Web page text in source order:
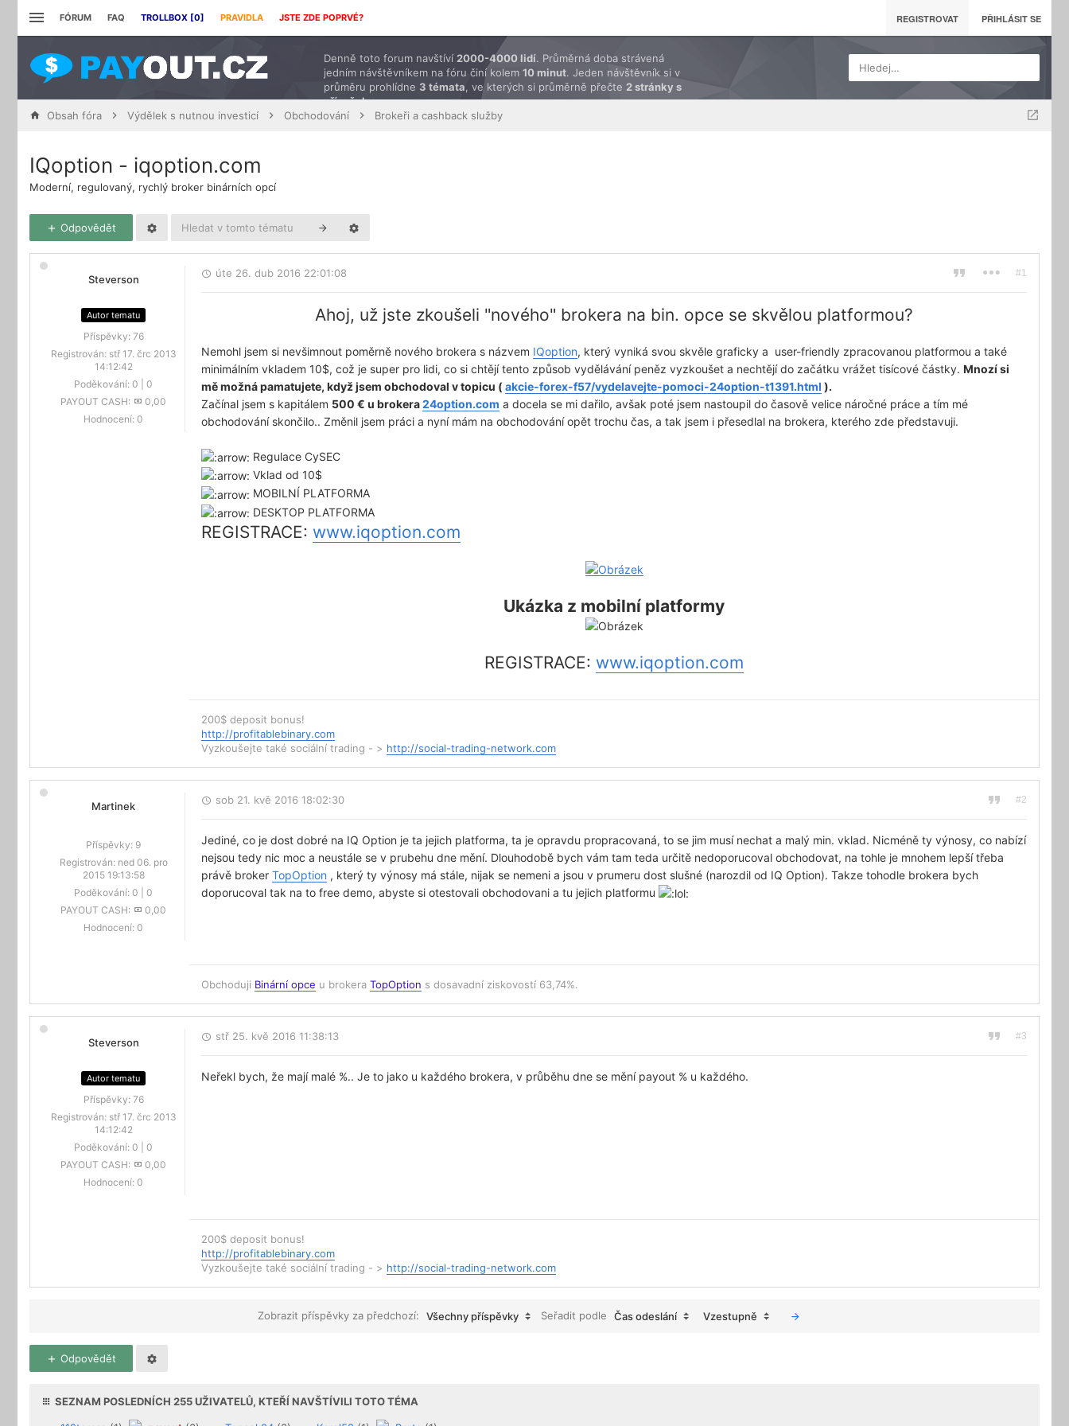
FÓRUM FAQ TROLLBOX [0] PRAVIDLA JSTE ZDE POPRVÉ? REGISTROVAT PŘIHLÁSIT SE
Denně toto forum navštíví 2000-4000 lidí. Průměrná doba strávená
jedním návštěvníkem na fóru činí kolem 10 minut. Jeden návštěvník si v
průměru prohlídne 3 témata , ve kterých si průměrně přečte 2 stránky s
příspěvky.
Hledej…
Obsah fóra Výdělek s nutnou investicí Obchodování Brokeři a cashback služby
IQoption - iqoption.com
Moderní, regulovaný, rychlý broker binárních opcí
Odpovědět
Steverson
Autor tematu
Příspěvky: 76
Registrován: stř 17. črc 2013
14:12:42
Poděkování: 0
0
PAYOUT CASH:
0,00
Hodnocení: 0
#1
úte 26. dub 2016 22:01:08
Ahoj, už jste zkoušeli "nového" brokera na bin. opce se skvělou platformou?
Nemohl jsem si nevšimnout poměrně nového brokera s názvem IQoption, který vyniká svou skvěle graficky a user-friendly zpracovanou platformou a také
minimálním vkladem 10$, což je super pro lidi, co si chtějí tento způsob vydělávání peněz vyzkoušet a nechtějí do začátku vrážet tisícové částky. Mnozí si
mě možná pamatujete, když jsem obchodoval v topicu ( akcie-forex-f57/vydelavejte-pomoci-24option-t1391.html ).
Začínal jsem s kapitálem 500 € u brokera24option.com a docela se mi dařilo, avšak poté jsem nastoupil do časově velice náročné práce a tím mé
obchodování skončilo.. Změnil jsem práci a nyní mám na obchodování opět trochu čas, a tak jsem i přesedlal na brokera, kterého zde představuji.
Regulace CySEC
Vklad od 10$
MOBILNÍ PLATFORMA
DESKTOP PLATFORMA
REGISTRACE: www.iqoption.com
Ukázka z mobilní platformy
REGISTRACE: www.iqoption.com
200$ deposit bonus!
http://profitablebinary.com
Vyzkoušejte také sociální trading - > http://social-trading-network.com
Martinek
Příspěvky: 9
Registrován: ned 06. pro
2015 19:13:58
Poděkování: 0
0
PAYOUT CASH:
0,00
Hodnocení: 0
#2
sob 21. kvě 2016 18:02:30
Jediné, co je dost dobré na IQ Option je ta jejich platforma, ta je opravdu propracovaná, to se jim musí nechat a malý min. vklad. Nicméně ty výnosy, co nabízí
nejsou tedy nic moc a neustále se v prubehu dne mění. Dlouhodobě bych vám tam teda určitě nedoporucoval obchodovat, na tohle je mnohem lepší třeba
právě broker TopOption , který ty výnosy má stále, nijak se nemeni a jsou v prumeru dost slušné (narozdil od IQ Option). Takze tohodle brokera bych
doporucoval tak na to free demo, abyste si otestovali obchodovani a tu jejich platformu
Obchoduji Binární opce u brokera TopOption s dosavadní ziskovostí 63,74%.
Steverson
Autor tematu
Příspěvky: 76
Registrován: stř 17. črc 2013
14:12:42
Poděkování: 0
0
PAYOUT CASH:
0,00
Hodnocení: 0
#3
stř 25. kvě 2016 11:38:13
Neřekl bych, že mají malé %.. Je to jako u každého brokera, v průběhu dne se mění payout % u každého.
200$ deposit bonus!
http://profitablebinary.com
Vyzkoušejte také sociální trading - > http://social-trading-network.com
Zobrazit příspěvky za předchozí: Všechny příspěvky Seřadit podle Čas odeslání Vzestupně
Odpovědět
SEZNAM POSLEDNÍCH 255UŽIVATELŮ, KTEŘÍ NAVŠTÍVILI TOTO TÉMA